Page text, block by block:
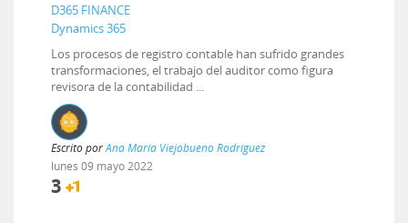
D365 FINANCE
Dynamics 365
Los procesos de registro contable han sufrido grandes
transformaciones, el trabajo del auditor como figura
revisora de la contabilidad ...
Escrito porAna María Viejobueno Rodríguez
lunes 09 mayo2022
3